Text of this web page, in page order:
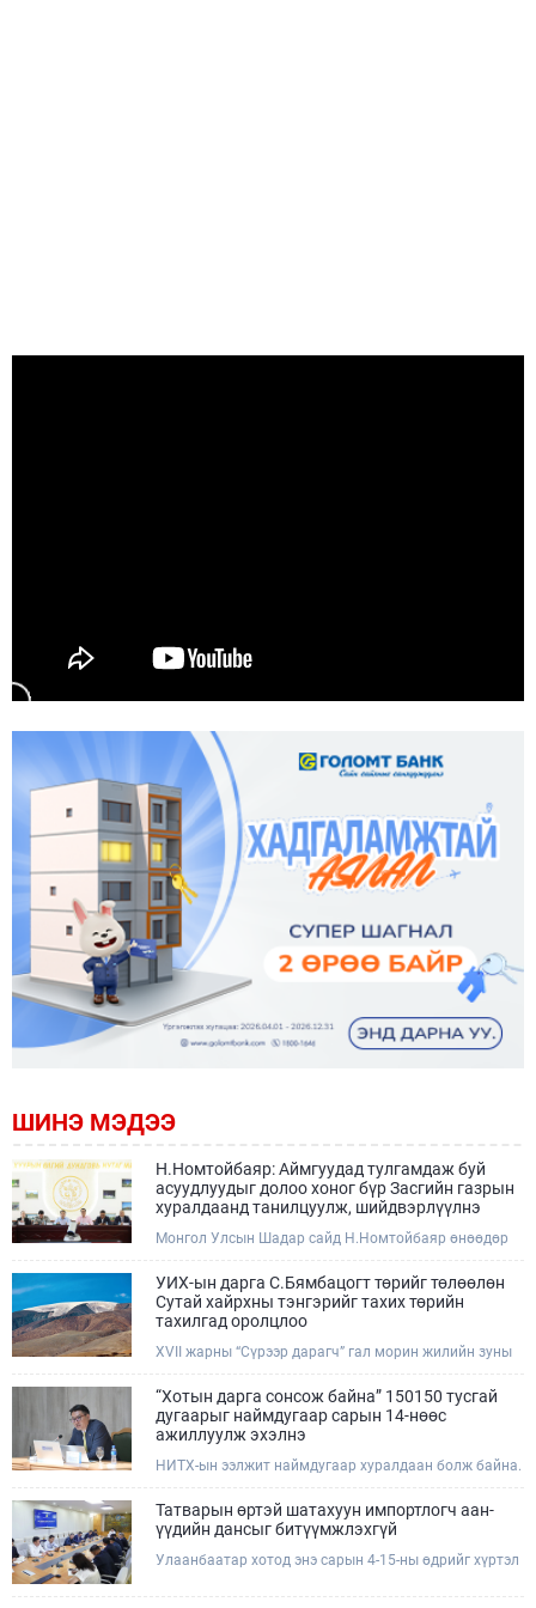
ШИНЭ МЭДЭЭ
Н.Номтойбаяр: Аймгуудад тулгамдаж буй
асуудлуудыг долоо хоног бүр Засгийн газрын
хуралдаанд танилцуулж, шийдвэрлүүлнэ
Монгол Улсын Шадар сайд Н.Номтойбаяр өнөөдөр
сайдын 10 дугаар албан даалгавар, Улсын Онцгой
комиссын даргын 3 дугаар тушаалын хүрээнд
Өмнөговь аймагт байгаль орчин, уул уурхайн 358
зөрчил илрүүлж, 200 гаруйг нь арилгуулаад байна.
УИХ-ын дарга С.Бямбацогт төрийг төлөөлөн
Сутай хайрхны тэнгэрийг тахих төрийн
тахилгад оролцлоо
XVII жарны “Сүрээр дарагч” гал морин жилийн зуны
өдөр /2026.08.06/ Сутай хайрхны тэнгэрийг тайх
төрийн тахилга боллоо.
“Хотын дарга сонсож байна” 150150 тусгай
дугаарыг наймдугаар сарын 14-нөөс
ажиллуулж эхэлнэ
НИТХ-ын ээлжит наймдугаар хуралдаан болж байна.
захиргааны байгууллага, албан тушаалтанд 2025,
2026 оны эхний хагас жилийн байдлаар иргэдээс
ирсэн өргөдөл, гомдлын шийдвэрлэлтийн тайлан
мэдээллийг сонслоо.
Татварын өртэй шатахуун импортлогч аан-
үүдийн дансыг битүүмжлэхгүй
Улаанбаатар хотод энэ сарын 4-15-ны өдрийг хүртэл